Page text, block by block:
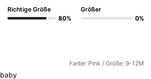
Richtige Größe
80%
Größer
0%
Farbe: Pink / Größe: 9-12M
baby